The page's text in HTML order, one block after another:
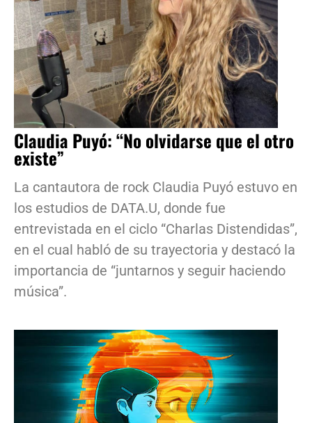
Claudia Puyó: “No olvidarse que el otro
existe”
La cantautora de rock Claudia Puyó estuvo en
los estudios de DATA.U, donde fue
entrevistada en el ciclo “Charlas Distendidas”,
en el cual habló de su trayectoria y destacó la
importancia de “juntarnos y seguir haciendo
música”.